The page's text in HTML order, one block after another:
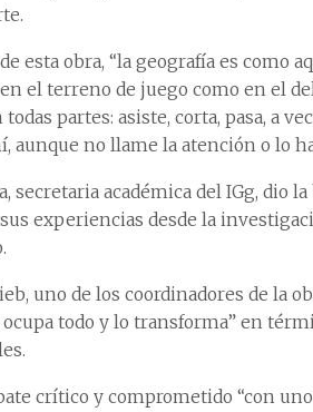
esta obra, “la geografía es como
el terreno de juego como en el
partes: asiste, corta, pasa, a
aunque no llame la atención o lo
secretaria académica del IGg, dio
experiencias desde la
uno de los coordinadores de la
ocupa todo y lo transforma” en
crítico y comprometido “con